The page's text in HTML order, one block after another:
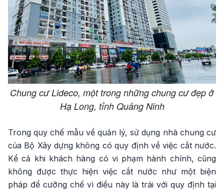
Chung cư Lideco, một trong những chung cư đẹp ở
Hạ Long, tỉnh Quảng Ninh
Trong quy chế mẫu về quản lý, sử dụng nhà chung cư
của Bộ Xây dựng không có quy định về việc cắt nước.
Kể cả khi khách hàng có vi phạm hành chính, cũng
không được thực hiện việc cắt nước như một biện
pháp để cưỡng chế vì điều này là trái với quy định tại